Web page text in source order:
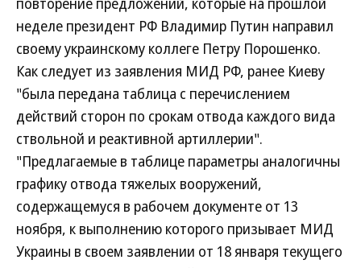
неделе президент РФ Владимир Путин направил
своему украинскому коллеге Петру Порошенко.
Как следует из заявления МИД РФ, ранее Киеву
"была передана таблица с перечислением
действий сторон по срокам отвода каждого вида
ствольной и реактивной артиллерии".
"Предлагаемые в таблице параметры аналогичны
графику отвода тяжелых вооружений,
содержащемуся в рабочем документе от 13
ноября, к выполнению которого призывает МИД
Украины в своем заявлении от 18 января текущего